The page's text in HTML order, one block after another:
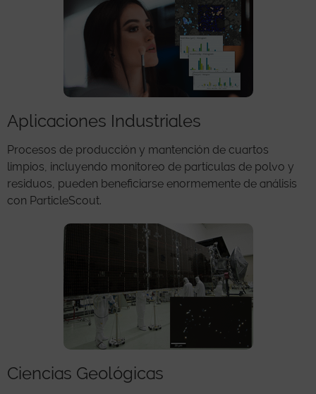
Aplicaciones Industriales
Procesos de producción y mantención de cuartos
limpios, incluyendo monitoreo de partículas de polvo y
residuos, pueden beneficiarse enormemente de análisis
con ParticleScout.
Ciencias Geológicas